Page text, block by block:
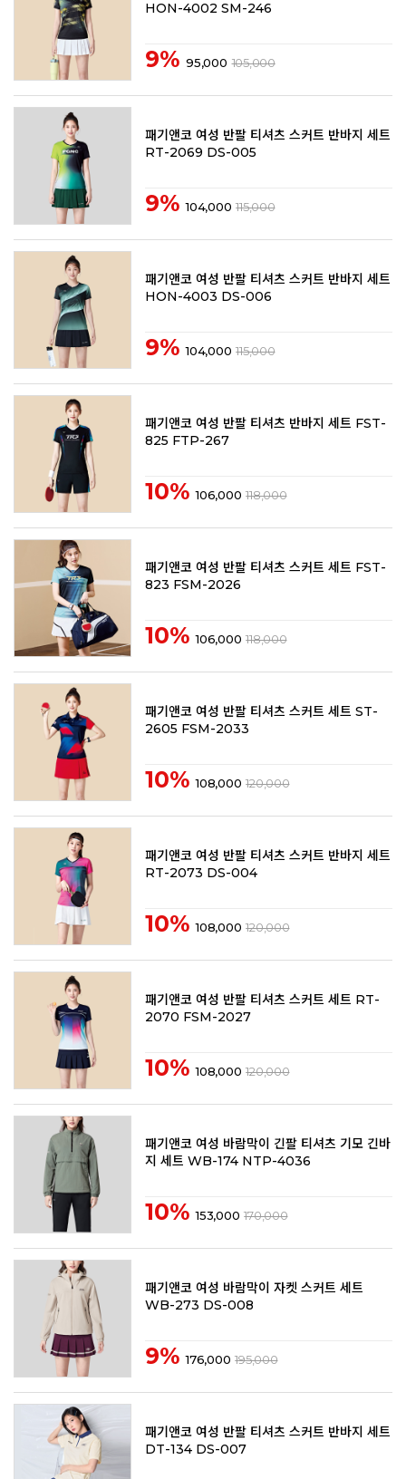
HON-4002 SM-246
9% 95,000 105,000
패기앤코 여성 반팔 티셔츠 스커트 반바지 세트
RT-2069 DS-005
9% 104,000 115,000
패기앤코 여성 반팔 티셔츠 스커트 반바지 세트
HON-4003 DS-006
9% 104,000 115,000
패기앤코 여성 반팔 티셔츠 반바지 세트 FST-
825 FTP-267
10% 106,000 118,000
패기앤코 여성 반팔 티셔츠 스커트 세트 FST-
823 FSM-2026
10% 106,000 118,000
패기앤코 여성 반팔 티셔츠 스커트 세트 ST-
2605 FSM-2033
10% 108,000 120,000
패기앤코 여성 반팔 티셔츠 스커트 반바지 세트
RT-2073 DS-004
10% 108,000 120,000
패기앤코 여성 반팔 티셔츠 스커트 세트 RT-
2070 FSM-2027
10% 108,000 120,000
패기앤코 여성 바람막이 긴팔 티셔츠 기모 긴바
지 세트 WB-174 NTP-4036
10% 153,000 170,000
패기앤코 여성 바람막이 자켓 스커트 세트
WB-273 DS-008
9% 176,000 195,000
패기앤코 여성 반팔 티셔츠 스커트 반바지 세트
DT-134 DS-007